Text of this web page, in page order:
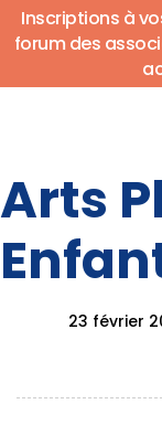
Inscriptions à
forum des
Arts
Author
Published
on:
23 février
Published
in: